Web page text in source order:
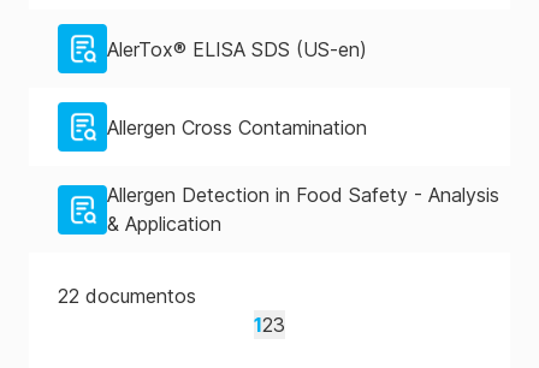
AlerTox® ELISA SDS (US-en)
Allergen Cross Contamination
Allergen Detection in Food Safety - Analysis
& Application
22 documentos
123